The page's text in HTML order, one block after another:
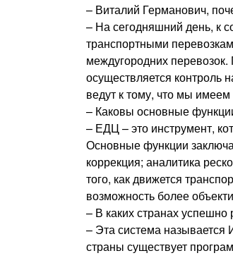
– Виталий Германович,
– На сегодняшний день, к
транспортными
междугородних
осуществляется контроль
ведут к тому, что мы
– Каковы основные
– ЕДЦ – это инструмент,
Основные функции
коррекция; аналитика
того, как движется
возможность более
– В каких странах
– Эта система называется
страны существует